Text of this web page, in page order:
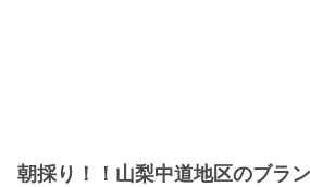
朝採り！！山梨中道地区のブラ